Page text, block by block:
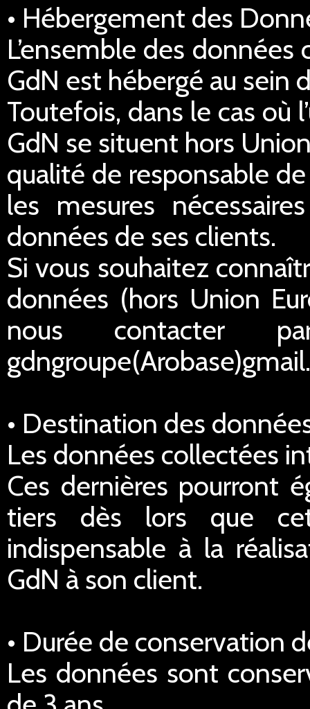
• Hébergement des
L’ensemble des
GdN est hébergé au sein
Toutefois, dans le cas où
GdN se situent hors
qualité de responsable
les mesures
données de ses clients.
Si vous souhaitez
données (hors Union
nous contacter
• Destination des
Les données collectées
Ces dernières pourront
tiers dès lors que
indispensable à la
GdN à son client.
• Durée de conservation
Les données sont